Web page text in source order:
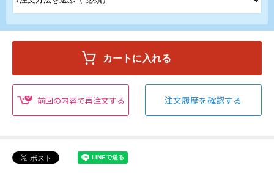
前回の内容で再注文する 注文履歴を確認する